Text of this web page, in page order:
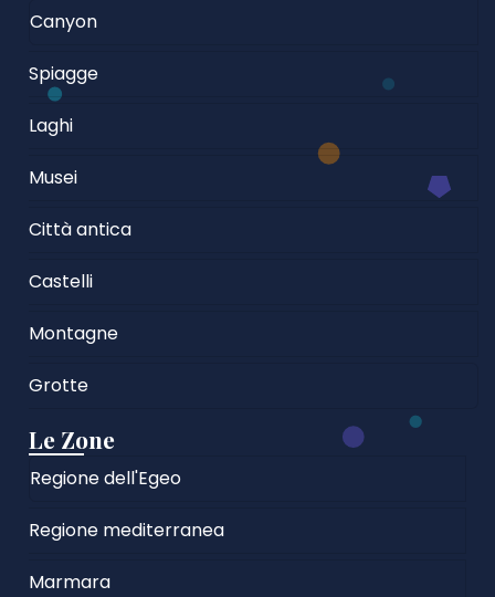
Canyon
Spiagge
Laghi
Musei
Città antica
Castelli
Montagne
Grotte
Le Zone
Regione dell'Egeo
Regione mediterranea
Marmara